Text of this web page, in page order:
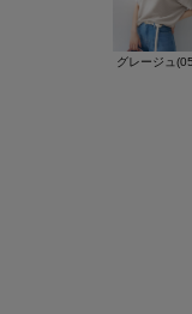
グレージュ